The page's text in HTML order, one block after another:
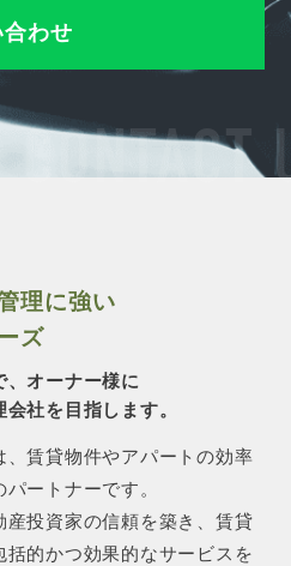
CONTACT
わせ
理に強い
ズ
、オーナー様に
社を目指します。
賃貸物件やアパートの効率
ートナーです。
投資家の信頼を築き、賃貸
的かつ効果的なサービスを